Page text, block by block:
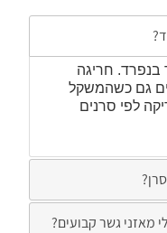
בנפרד. חריגה
גם כשהמשקל
לפי סרנים
גשר קבועים?